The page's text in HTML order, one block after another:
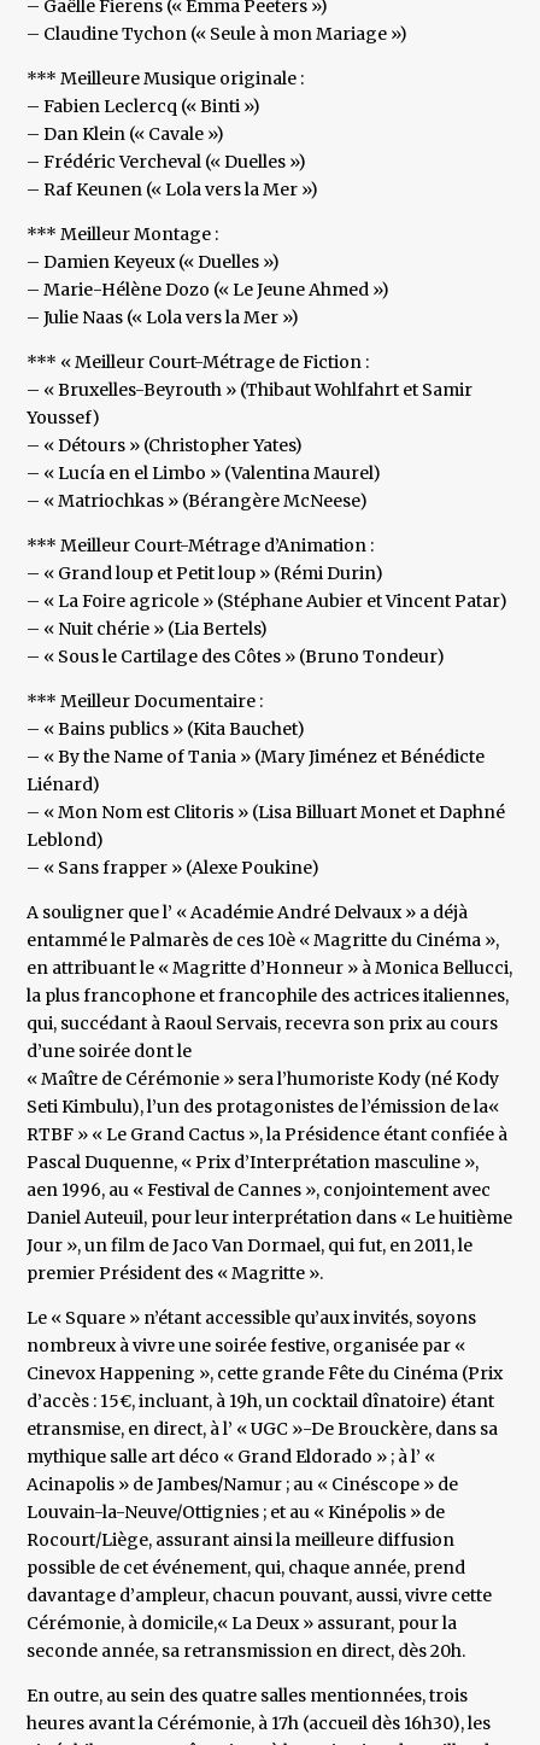
– Gaëlle Fierens (« Emma Peeters »)
– Claudine Tychon (« Seule à mon Mariage »)
*** Meilleure Musique originale :
– Fabien Leclercq (« Binti »)
– Dan Klein (« Cavale »)
– Frédéric Vercheval (« Duelles »)
– Raf Keunen (« Lola vers la Mer »)
*** Meilleur Montage :
– Damien Keyeux (« Duelles »)
– Marie-Hélène Dozo (« Le Jeune Ahmed »)
– Julie Naas (« Lola vers la Mer »)
*** « Meilleur Court-Métrage de Fiction :
– « Bruxelles-Beyrouth » (Thibaut Wohlfahrt et Samir
Youssef)
– « Détours » (Christopher Yates)
– « Lucía en el Limbo » (Valentina Maurel)
– « Matriochkas » (Bérangère McNeese)
*** Meilleur Court-Métrage d’Animation :
– « Grand loup et Petit loup » (Rémi Durin)
– « La Foire agricole » (Stéphane Aubier et Vincent Patar)
– « Nuit chérie » (Lia Bertels)
– « Sous le Cartilage des Côtes » (Bruno Tondeur)
*** Meilleur Documentaire :
– « Bains publics » (Kita Bauchet)
– « By the Name of Tania » (Mary Jiménez et Bénédicte
Liénard)
– « Mon Nom est Clitoris » (Lisa Billuart Monet et Daphné
Leblond)
– « Sans frapper » (Alexe Poukine)
A souligner que l’ « Académie André Delvaux » a déjà
entammé le Palmarès de ces 10è « Magritte du Cinéma »,
en attribuant le « Magritte d’Honneur » à Monica Bellucci,
la plus francophone et francophile des actrices italiennes,
qui, succédant à Raoul Servais, recevra son prix au cours
d’une soirée dont le
« Maître de Cérémonie » sera l’humoriste Kody (né Kody
Seti Kimbulu), l’un des protagonistes de l’émission de la«
RTBF » « Le Grand Cactus », la Présidence étant confiée à
Pascal Duquenne, « Prix d’Interprétation masculine »,
aen 1996, au « Festival de Cannes », conjointement avec
Daniel Auteuil, pour leur interprétation dans « Le huitième
Jour », un film de Jaco Van Dormael, qui fut, en 2011, le
premier Président des « Magritte ».
Le « Square » n’étant accessible qu’aux invités, soyons
nombreux à vivre une soirée festive, organisée par «
Cinevox Happening », cette grande Fête du Cinéma (Prix
d’accès : 15€, incluant, à 19h, un cocktail dînatoire) étant
etransmise, en direct, à l’ « UGC »-De Brouckère, dans sa
mythique salle art déco « Grand Eldorado » ; à l’ «
Acinapolis » de Jambes/Namur ; au « Cinéscope » de
Louvain-la-Neuve/Ottignies ; et au « Kinépolis » de
Rocourt/Liège, assurant ainsi la meilleure diffusion
possible de cet événement, qui, chaque année, prend
davantage d’ampleur, chacun pouvant, aussi, vivre cette
Cérémonie, à domicile,« La Deux » assurant, pour la
seconde année, sa retransmission en direct, dès 20h.
En outre, au sein des quatre salles mentionnées, trois
heures avant la Cérémonie, à 17h (accueil dès 16h30), les